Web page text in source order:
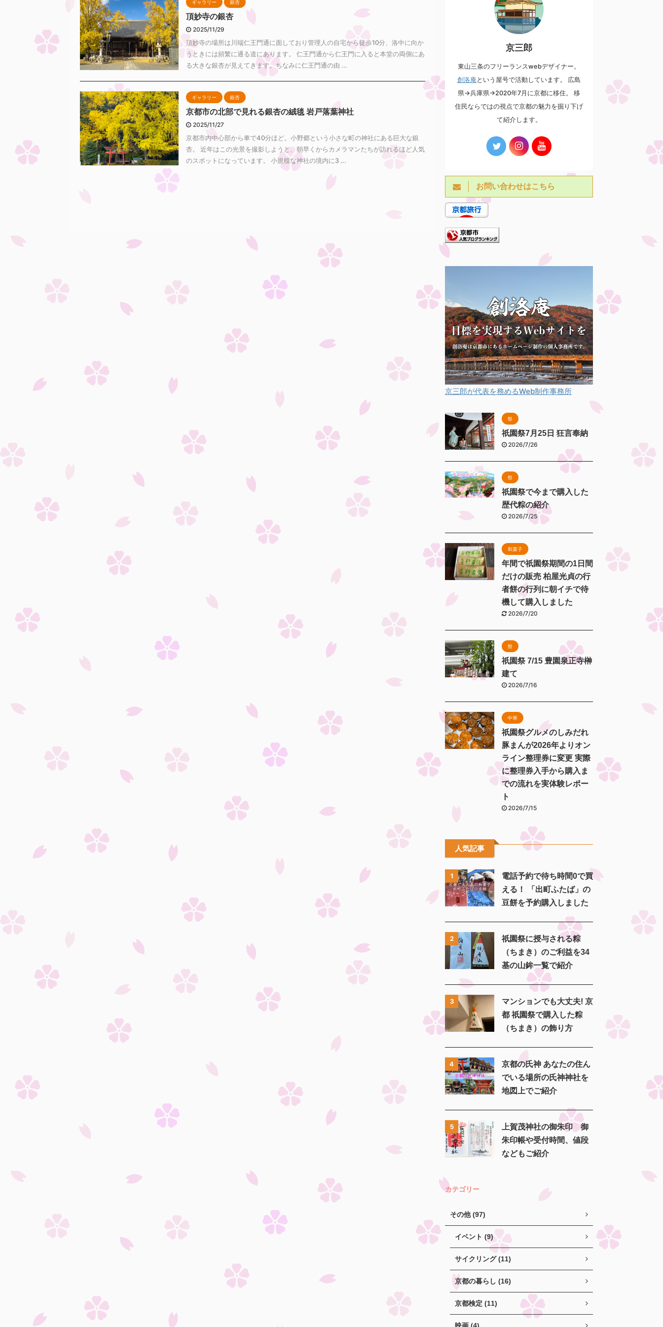
ギャラリー 銀杏
頂妙寺の銀杏
2025/11/29
頂妙寺の場所は川端仁王門通に面しており管理人の自宅から徒歩10分、洛中に向か
うときには頻繁に通る道にあります。 仁王門通から仁王門に入ると本堂の両側にあ
る大きな銀杏が見えてきます。ちなみに仁王門通の由 ...
ギャラリー 銀杏
京都市の北部で見れる銀杏の絨毯 岩戸落葉神社
2025/11/27
京都市内中心部から車で40分ほど。小野郷という小さな町の神社にある巨大な銀
杏。 近年はこの光景を撮影しようと、朝早くからカメラマンたちが訪れるほど人気
のスポットになっています。 小規模な神社の境内に3 ...
京三郎
東山三条のフリーランスwebデザイナー。
創洛庵 という屋号で活動しています。 広島
県→兵庫県→2020年7月に京都に移住。 移
住民ならではの視点で京都の魅力を掘り下げ
て紹介します。
お問い合わせはこちら
京三郎が代表を務めるWeb制作事務所
祭
祇園祭7月25日 狂言奉納
2026/7/26
祭
祇園祭で今まで購入した
歴代粽の紹介
2026/7/25
和菓子
年間で祇園祭期間の1日間
だけの販売 柏屋光貞の行
者餅の行列に朝イチで待
機して購入しました
2026/7/20
祭
祇園祭 7/15 豊園泉正寺榊
建て
2026/7/16
中華
祇園祭グルメのしみだれ
豚まんが2026年よりオン
ライン整理券に変更 実際
に整理券入手から購入ま
での流れを実体験レポー
ト
2026/7/15
人気記事
1
電話予約で待ち時間0で買
える！ 「出町ふたば」の
豆餅を予約購入しました
2
祇園祭に授与される粽
（ちまき）のご利益を34
基の山鉾一覧で紹介
3
マンションでも大丈夫! 京
都 祇園祭で購入した粽
（ちまき）の飾り方
4
京都の氏神 あなたの住ん
でいる場所の氏神神社を
地図上でご紹介
5
上賀茂神社の御朱印 御
朱印帳や受付時間、値段
などもご紹介
カテゴリー
その他 (97)
イベント (9)
サイクリング (11)
京都の暮らし (16)
京都検定 (11)
映画 (4)